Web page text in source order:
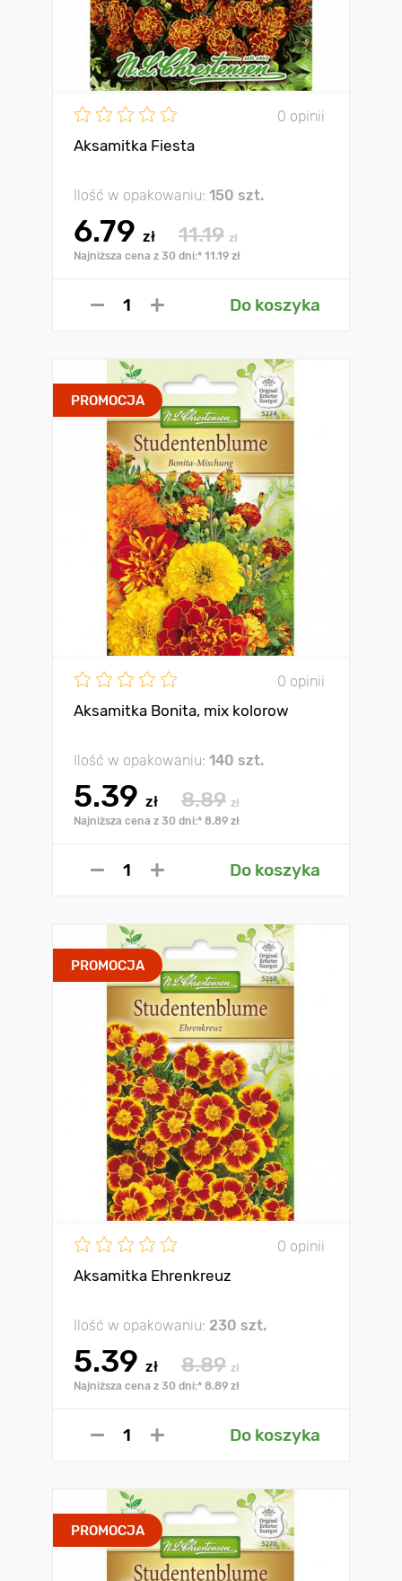
0 opinii
Aksamitka Fiesta
Ilość w opakowaniu: 150 szt.
6.79 zł 11.19 zł
Najniższa cena z 30 dni:* 11.19 zł
Do koszyka
PROMOCJA
0 opinii
Aksamitka Bonita, mix kolorow
Ilość w opakowaniu: 140 szt.
5.39 zł 8.89 zł
Najniższa cena z 30 dni:* 8.89 zł
Do koszyka
PROMOCJA
0 opinii
Aksamitka Ehrenkreuz
Ilość w opakowaniu: 230 szt.
5.39 zł 8.89 zł
Najniższa cena z 30 dni:* 8.89 zł
Do koszyka
PROMOCJA